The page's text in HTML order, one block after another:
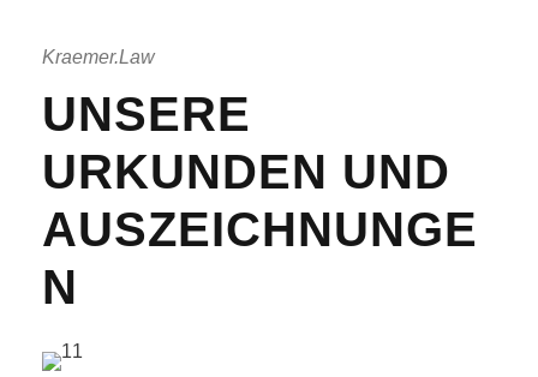
Kraemer.Law
UNSERE
URKUNDEN UND
AUSZEICHNUNGE
N